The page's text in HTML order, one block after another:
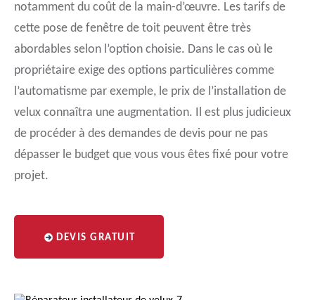
notamment du coût de la main-d’œuvre. Les tarifs de
cette pose de fenêtre de toit peuvent être très
abordables selon l’option choisie. Dans le cas où le
propriétaire exige des options particulières comme
l’automatisme par exemple, le prix de l’installation de
velux connaîtra une augmentation. Il est plus judicieux
de procéder à des demandes de devis pour ne pas
dépasser le budget que vous vous êtes fixé pour votre
projet.
DEVIS GRATUIT